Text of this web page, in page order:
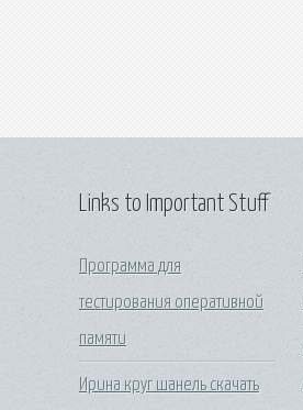
Links to Important Stuff
Программа для
тестирования оперативной
памяти
Ирина круг шанель скачать